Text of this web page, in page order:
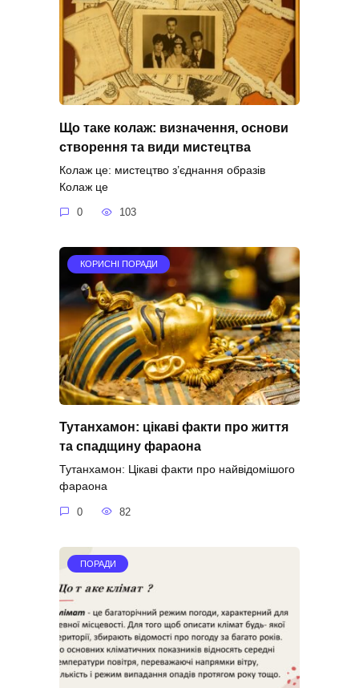
Що таке колаж: визначення, основи
створення та види мистецтва
Колаж це: мистецтво з’єднання образів
Колаж це
0 103
КОРИСНІ ПОРАДИ
Тутанхамон: цікаві факти про життя
та спадщину фараона
Тутанхамон: Цікаві факти про найвідомішого
фараона
0 82
ПОРАДИ